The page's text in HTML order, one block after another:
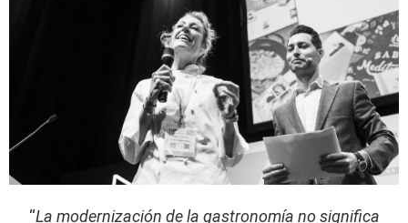
“La modernización de la gastronomía no significa